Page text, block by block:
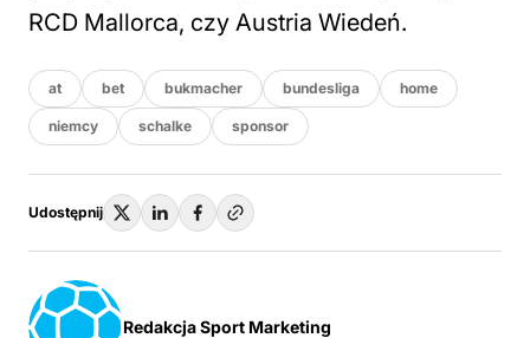
RCD Mallorca, czy Austria Wiedeń.
at bet bukmacher bundesliga home
niemcy schalke sponsor
Udostępnij
Redakcja Sport Marketing